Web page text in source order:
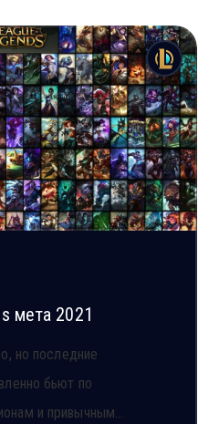
мета 2021
но последние
бьют по
и привычным…